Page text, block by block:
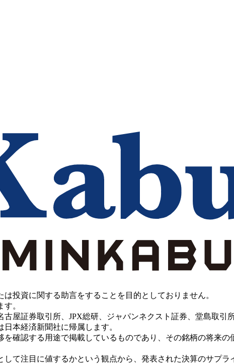
投資に関する助言をすることを目的としておりません。
。
証券取引所、JPX総研、ジャパンネクスト証券、堂島取引所
本経済新聞社に帰属します。
確認する用途で掲載しているものであり、その銘柄の将来
て注目に値するかという観点から、発表された決算のサプ